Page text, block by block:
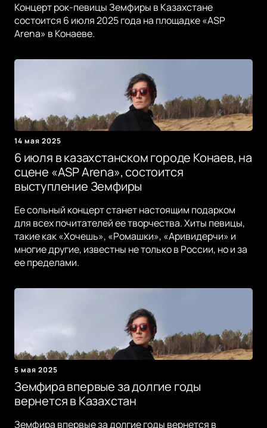
Концерт рок-певицы Земфиры в Казахстане
состоится 6 июля 2025 года на площадке «ASP
Arena» в Конаеве.
14 мая 2025
6 июля в казахстанском городе Конаев, на
сцене «ASP Arena», состоится
выступление Земфиры
Ее сольный концерт станет настоящим подарком
для всех почитателей ее творчества. Хиты певицы,
такие как «Хочешь», «Ромашки», «Аривидерчи» и
многие другие, известны не только в России, но и за
ее пределами.
5 мая 2025
Земфира впервые за долгие годы
вернется в Казахстан
Земфира впервые за долгие годы вернется в